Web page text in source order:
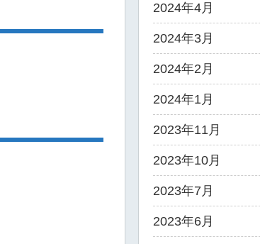
2024年4月
2024年3月
2024年2月
2024年1月
2023年11月
2023年10月
2023年7月
2023年6月